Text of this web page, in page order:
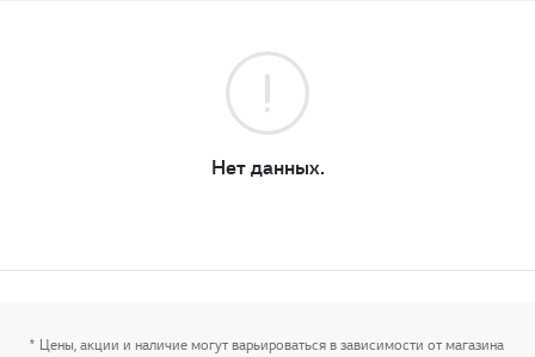
Нет данных.
* Цены, акции и наличие могут варьироваться в зависимости от магазина